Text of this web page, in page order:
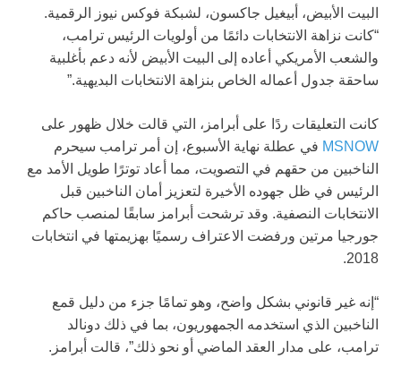
البيت الأبيض، أبيغيل جاكسون، لشبكة فوكس نيوز الرقمية.
“كانت نزاهة الانتخابات دائمًا من أولويات الرئيس ترامب،
والشعب الأمريكي أعاده إلى البيت الأبيض لأنه دعم بأغلبية
ساحقة جدول أعماله الخاص بنزاهة الانتخابات البديهية.”
كانت التعليقات ردًا على أبرامز، التي قالت خلال ظهور على
MSNOW في عطلة نهاية الأسبوع، إن أمر ترامب سيحرم
الناخبين من حقهم في التصويت، مما أعاد توترًا طويل الأمد مع
الرئيس في ظل جهوده الأخيرة لتعزيز أمان الناخبين قبل
الانتخابات النصفية. وقد ترشحت أبرامز سابقًا لمنصب حاكم
جورجيا مرتين ورفضت الاعتراف رسميًا بهزيمتها في انتخابات
2018.
“إنه غير قانوني بشكل واضح، وهو تمامًا جزء من دليل قمع
الناخبين الذي استخدمه الجمهوريون، بما في ذلك دونالد
ترامب، على مدار العقد الماضي أو نحو ذلك”، قالت أبرامز.